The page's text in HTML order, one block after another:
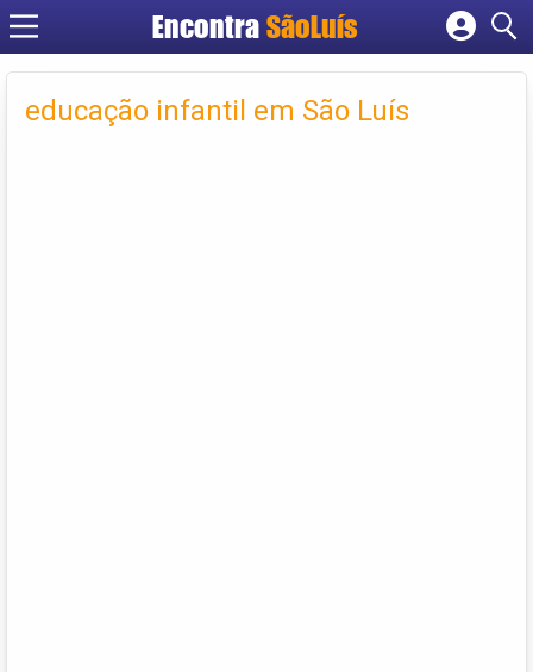
Encontra SãoLuís
Cadastrar empresa
Fazer login
Criar conta
educação infantil em São Luís